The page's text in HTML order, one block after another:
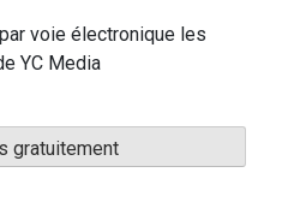
voie électronique les
YC Media